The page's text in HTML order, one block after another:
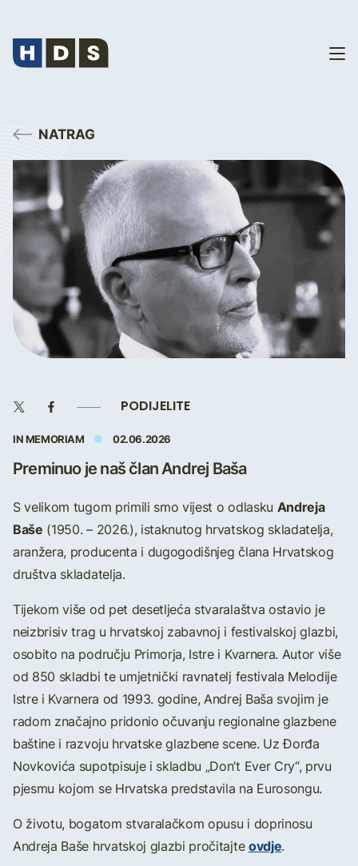
NATRAG
PODIJELITE
IN MEMORIAM 02.06.2026
Preminuo je naš član Andrej Baša
S velikom tugom primili smo vijest o odlasku Andreja
Baše (1950. – 2026.), istaknutog hrvatskog skladatelja,
aranžera, producenta i dugogodišnjeg člana Hrvatskog
društva skladatelja.
Tijekom više od pet desetljeća stvaralaštva ostavio je
neizbrisiv trag u hrvatskoj zabavnoj i festivalskoj glazbi,
osobito na području Primorja, Istre i Kvarnera. Autor više
od 850 skladbi te umjetnički ravnatelj festivala Melodije
Istre i Kvarnera od 1993. godine, Andrej Baša svojim je
radom značajno pridonio očuvanju regionalne glazbene
baštine i razvoju hrvatske glazbene scene. Uz Đorđa
Novkovića supotpisuje i skladbu „Don’t Ever Cry“, prvu
pjesmu kojom se Hrvatska predstavila na Eurosongu.
O životu, bogatom stvaralačkom opusu i doprinosu
Andreja Baše hrvatskoj glazbi pročitajteovdje.